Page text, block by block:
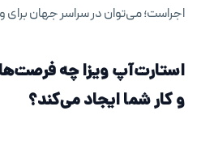
اجراست؛ می‌توان در سراسر جهان برای
استارت‌آپ ویزا چه
و کار شما ایجاد می‌کند؟